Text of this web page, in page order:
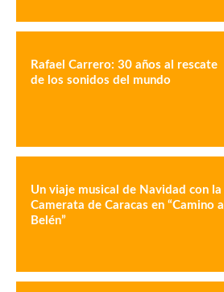
Rafael Carrero: 30 años al rescate
de los sonidos del mundo
Un viaje musical de Navidad con la
Camerata de Caracas en “Camino a
Belén”